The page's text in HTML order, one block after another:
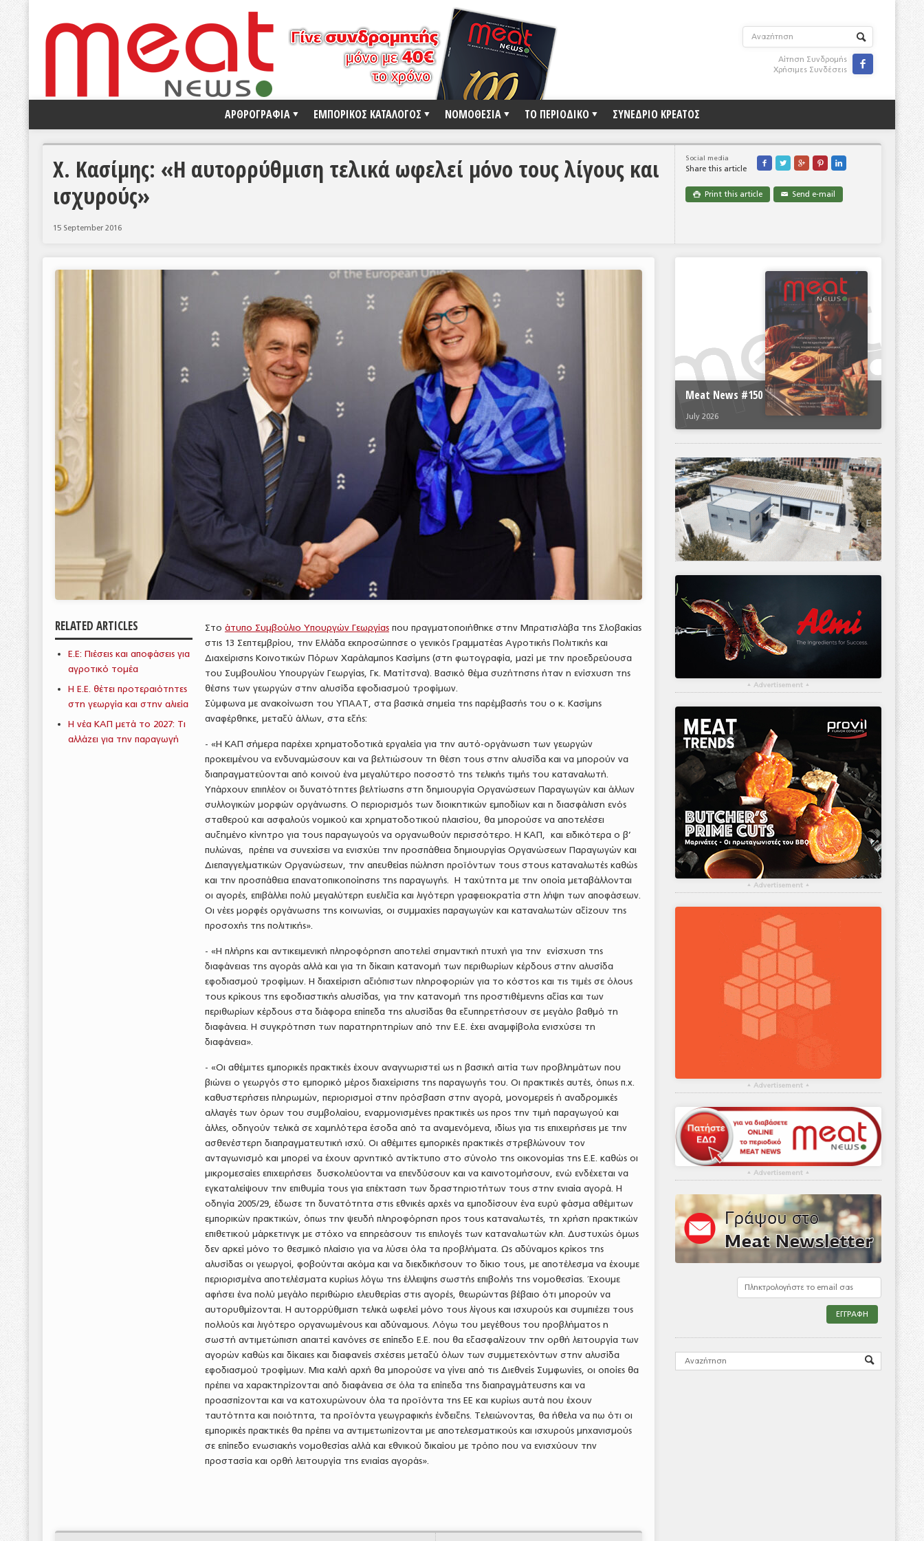
Αίτηση Συνδρομής
Χρήσιμες Συνδέσεις

ΑΡΘΡΟΓΡΑΦΙΑ ΕΜΠΟΡΙΚΟΣ ΚΑΤΑΛΟΓΟΣ ΝΟΜΟΘΕΣΙΑ ΤΟ ΠΕΡΙΟΔΙΚΟ ΣΥΝΕΔΡΙΟ ΚΡΕΑΤΟΣ
Social media
Share this article
    
 Print this article ✉ Send e-mail
Χ. Κασίμης: «Η αυτορρύθμιση τελικά ωφελεί μόνο τους λίγους και
ισχυρούς»
15 September 2016
RELATED ARTICLES
Ε.Ε: Πιέσεις και αποφάσεις για
αγροτικό τομέα
Η Ε.Ε. θέτει προτεραιότητες
στη γεωργία και στην αλιεία
Η νέα ΚΑΠ μετά το 2027: Τι
αλλάζει για την παραγωγή
Στοάτυπο Συμβούλιο Υπουργών Γεωργίας που πραγματοποιήθηκε στην Μπρατισλάβα της Σλοβακίας
στις 13 Σεπτεμβρίου, την Ελλάδα εκπροσώπησε ο γενικός Γραμματέας Αγροτικής Πολιτικής και
Διαχείρισης Κοινοτικών Πόρων Χαράλαμπος Κασίμης (στη φωτογραφία, μαζί με την προεδρεύουσα
του Συμβουλίου Υπουργών Γεωργίας, Γκ. Ματίτσνα). Βασικό θέμα συζήτησης ήταν η ενίσχυση της
θέσης των γεωργών στην αλυσίδα εφοδιασμού τροφίμων.
Σύμφωνα με ανακοίνωση του ΥΠΑΑΤ, στα βασικά σημεία της παρέμβασής του ο κ. Κασίμης
αναφέρθηκε, μεταξύ άλλων, στα εξής:
- «Η ΚΑΠ σήμερα παρέχει χρηματοδοτικά εργαλεία για την αυτό-οργάνωση των γεωργών
προκειμένου να ενδυναμώσουν και να βελτιώσουν τη θέση τους στην αλυσίδα και να μπορούν να
διαπραγματεύονται από κοινού ένα μεγαλύτερο ποσοστό της τελικής τιμής του καταναλωτή.
Υπάρχουν επιπλέον οι δυνατότητες βελτίωσης στη δημιουργία Οργανώσεων Παραγωγών και άλλων
συλλογικών μορφών οργάνωσης. Ο περιορισμός των διοικητικών εμποδίων και η διασφάλιση ενός
σταθερού και ασφαλούς νομικού και χρηματοδοτικού πλαισίου, θα μπορούσε να αποτελέσει
αυξημένο κίνητρο για τους παραγωγούς να οργανωθούν περισσότερο. Η ΚΑΠ, και ειδικότερα ο β’
πυλώνας, πρέπει να συνεχίσει να ενισχύει την προσπάθεια δημιουργίας Οργανώσεων Παραγωγών και
Διεπαγγελματικών Οργανώσεων, την απευθείας πώληση προϊόντων τους στους καταναλωτές καθώς
και την προσπάθεια επανατοπικοποίησης της παραγωγής. Η ταχύτητα με την οποία μεταβάλλονται
οι αγορές, επιβάλλει πολύ μεγαλύτερη ευελιξία και λιγότερη γραφειοκρατία στη λήψη των αποφάσεων.
Οι νέες μορφές οργάνωσης της κοινωνίας, οι συμμαχίες παραγωγών και καταναλωτών αξίζουν της
προσοχής της πολιτικής».
- «Η πλήρης και αντικειμενική πληροφόρηση αποτελεί σημαντική πτυχή για την ενίσχυση της
διαφάνειας της αγοράς αλλά και για τη δίκαιη κατανομή των περιθωρίων κέρδους στην αλυσίδα
εφοδιασμού τροφίμων. Η διαχείριση αξιόπιστων πληροφοριών για το κόστος και τις τιμές σε όλους
τους κρίκους της εφοδιαστικής αλυσίδας, για την κατανομή της προστιθέμενης αξίας και των
περιθωρίων κέρδους στα διάφορα επίπεδα της αλυσίδας θα εξυπηρετήσουν σε μεγάλο βαθμό τη
διαφάνεια. Η συγκρότηση των παρατηρητηρίων από την Ε.Ε. έχει αναμφίβολα ενισχύσει τη
διαφάνεια».
- «Οι αθέμιτες εμπορικές πρακτικές έχουν αναγνωριστεί ως η βασική αιτία των προβλημάτων που
βιώνει ο γεωργός στο εμπορικό μέρος διαχείρισης της παραγωγής του. Οι πρακτικές αυτές, όπως π.χ.
καθυστερήσεις πληρωμών, περιορισμοί στην πρόσβαση στην αγορά, μονομερείς ή αναδρομικές
αλλαγές των όρων του συμβολαίου, εναρμονισμένες πρακτικές ως προς την τιμή παραγωγού και
άλλες, οδηγούν τελικά σε χαμηλότερα έσοδα από τα αναμενόμενα, ιδίως για τις επιχειρήσεις με την
ασθενέστερη διαπραγματευτική ισχύ. Οι αθέμιτες εμπορικές πρακτικές στρεβλώνουν τον
ανταγωνισμό και μπορεί να έχουν αρνητικό αντίκτυπο στο σύνολο της οικονομίας της Ε.Ε. καθώς οι
μικρομεσαίες επιχειρήσεις δυσκολεύονται να επενδύσουν και να καινοτομήσουν, ενώ ενδέχεται να
εγκαταλείψουν την επιθυμία τους για επέκταση των δραστηριοτήτων τους στην ενιαία αγορά. Η
οδηγία 2005/29, έδωσε τη δυνατότητα στις εθνικές αρχές να εμποδίσουν ένα ευρύ φάσμα αθέμιτων
εμπορικών πρακτικών, όπως την ψευδή πληροφόρηση προς τους καταναλωτές, τη χρήση πρακτικών
επιθετικού μάρκετινγκ με στόχο να επηρεάσουν τις επιλογές των καταναλωτών κλπ. Δυστυχώς όμως
δεν αρκεί μόνο το θεσμικό πλαίσιο για να λύσει όλα τα προβλήματα. Ως αδύναμος κρίκος της
αλυσίδας οι γεωργοί, φοβούνται ακόμα και να διεκδικήσουν το δίκιο τους, με αποτέλεσμα να έχουμε
περιορισμένα αποτελέσματα κυρίως λόγω της έλλειψης σωστής επιβολής της νομοθεσίας. Έχουμε
αφήσει ένα πολύ μεγάλο περιθώριο ελευθερίας στις αγορές, θεωρώντας βέβαιο ότι μπορούν να
αυτορυθμίζονται. Η αυτορρύθμιση τελικά ωφελεί μόνο τους λίγους και ισχυρούς και συμπιέζει τους
πολλούς και λιγότερο οργανωμένους και αδύναμους. Λόγω του μεγέθους του προβλήματος η
σωστή αντιμετώπιση απαιτεί κανόνες σε επίπεδο Ε.Ε. που θα εξασφαλίζουν την ορθή λειτουργία των
αγορών καθώς και δίκαιες και διαφανείς σχέσεις μεταξύ όλων των συμμετεχόντων στην αλυσίδα
εφοδιασμού τροφίμων. Μια καλή αρχή θα μπορούσε να γίνει από τις Διεθνείς Συμφωνίες, οι οποίες θα
πρέπει να χαρακτηρίζονται από διαφάνεια σε όλα τα επίπεδα της διαπραγμάτευσης και να
προασπίζονται και να κατοχυρώνουν όλα τα προϊόντα της ΕΕ και κυρίως αυτά που έχουν
ταυτότητα και ποιότητα, τα προϊόντα γεωγραφικής ένδειξης. Τελειώνοντας, θα ήθελα να πω ότι οι
εμπορικές πρακτικές θα πρέπει να αντιμετωπίζονται με αποτελεσματικούς και ισχυρούς μηχανισμούς
σε επίπεδο ενωσιακής νομοθεσίας αλλά και εθνικού δικαίου με τρόπο που να ενισχύουν την
προστασία και ορθή λειτουργία της ενιαίας αγοράς».
Meat News #150
July 2026
▴ Advertisement ▴
▴ Advertisement ▴
▴ Advertisement ▴
▴ Advertisement ▴